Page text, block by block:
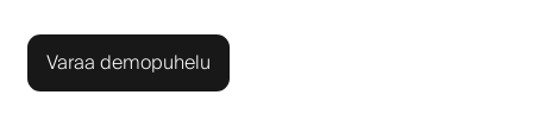
Varaa demopuhelu